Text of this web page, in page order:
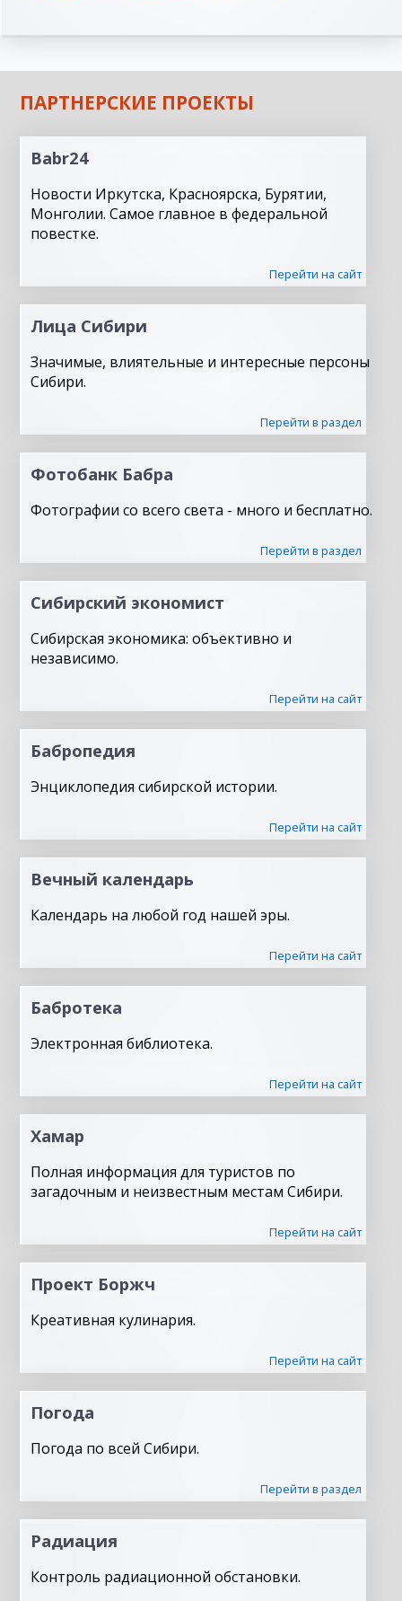
ПАРТНЕРСКИЕ ПРОЕКТЫ
Babr24
Новости Иркутска, Красноярска, Бурятии,
Монголии. Самое главное в федеральной
повестке.
Перейти на сайт
Лица Сибири
Значимые, влиятельные и интересные персоны
Сибири.
Перейти в раздел
Фотобанк Бабра
Фотографии со всего света - много и бесплатно.
Перейти в раздел
Сибирский экономист
Сибирская экономика: объективно и
независимо.
Перейти на сайт
Бабропедия
Энциклопедия сибирской истории.
Перейти на сайт
Вечный календарь
Календарь на любой год нашей эры.
Перейти на сайт
Бабротека
Электронная библиотека.
Перейти на сайт
Хамар
Полная информация для туристов по
загадочным и неизвестным местам Сибири.
Перейти на сайт
Проект Боржч
Креативная кулинария.
Перейти на сайт
Погода
Погода по всей Сибири.
Перейти в раздел
Радиация
Контроль радиационной обстановки.